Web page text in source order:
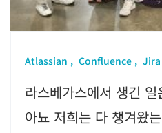
Atlassian Confluence Jira
라스베가스에서 생긴
아뇨 저희는 다 챙겨왔